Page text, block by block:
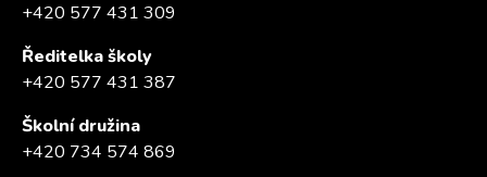
+420 577 431 309
Ředitelka školy
+420 577 431 387
Školní družina
+420 734 574 869